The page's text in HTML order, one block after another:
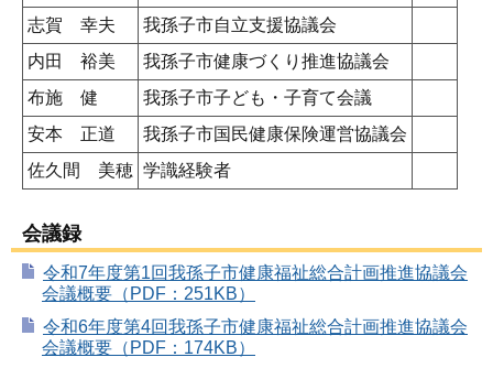
志賀 幸夫
我孫子市自立支援協議会
内田 裕美
我孫子市健康づくり推進協議会
布施 健
我孫子市子ども・子育て会議
安本 正道
我孫子市国民健康保険運営協議会
佐久間 美穂 学識経験者
会議録
令和7年度第1回我孫子市健康福祉総合計画推進協議会
会議概要（PDF：251KB）
令和6年度第4回我孫子市健康福祉総合計画推進協議会
会議概要（PDF：174KB）